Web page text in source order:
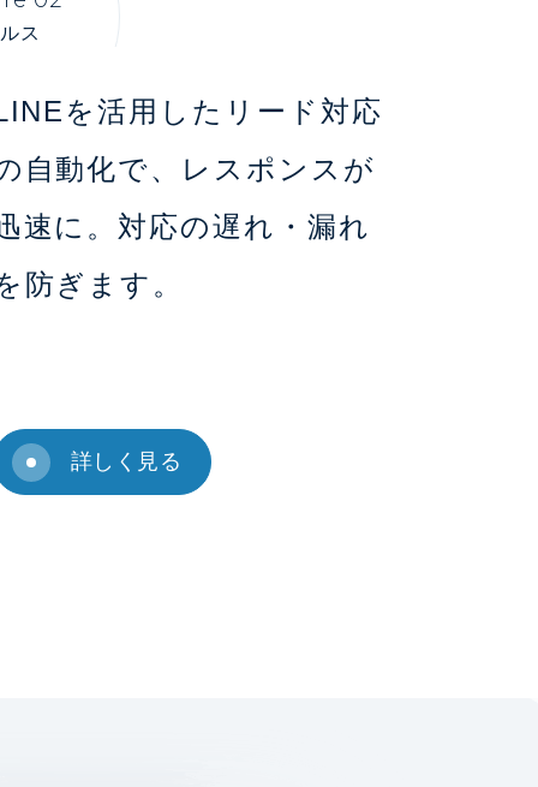
ス
を活用したリード対応
自動化で、レスポンスが
速に。対応の遅れ・漏れ
防ぎます。
詳しく見る